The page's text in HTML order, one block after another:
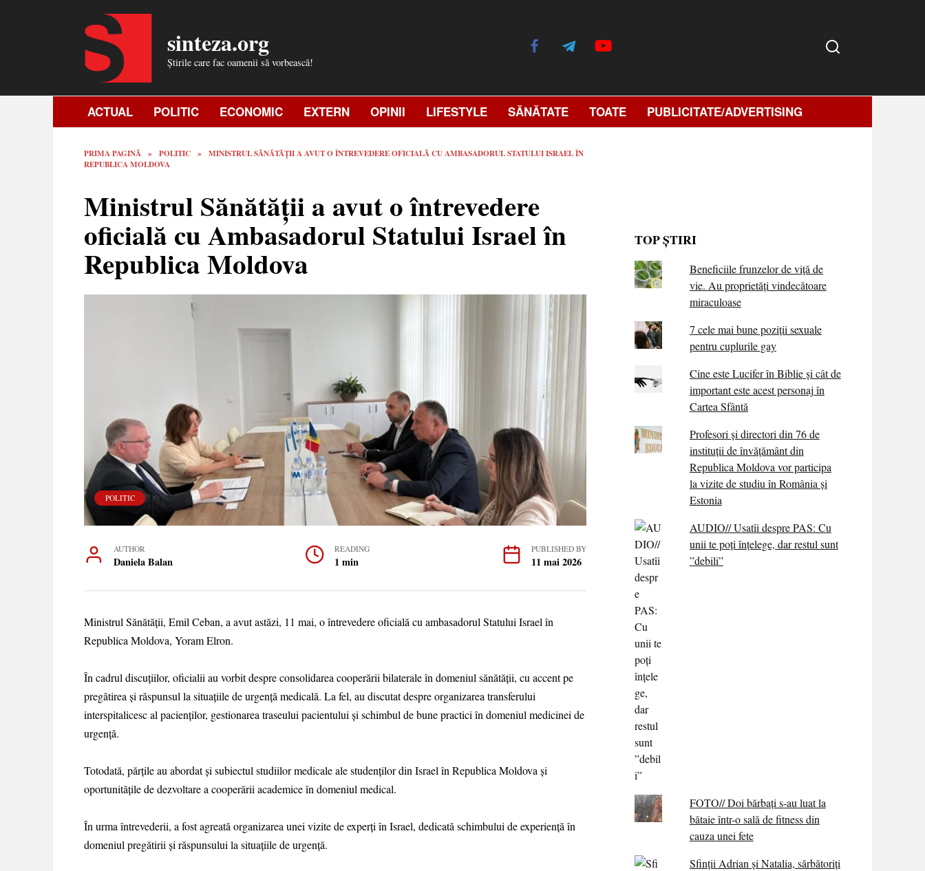
sinteza.org
Știrile care fac oamenii să vorbească!
ACTUAL POLITIC ECONOMIC EXTERN OPINII LIFESTYLE SĂNĂTATE TOATE PUBLICITATE/ADVERTISING
PRIMA PAGINĂ » POLITIC »
MINISTRUL SĂNĂTĂȚII A AVUT O ÎNTREVEDERE OFICIALĂ CU AMBASADORUL STATULUI ISRAEL ÎN
REPUBLICA MOLDOVA
Ministrul Sănătății a avut o întrevedere
oficială cu Ambasadorul Statului Israel în
Republica Moldova
POLITIC
AUTHOR
Daniela Balan
READING
1 min
PUBLISHED BY
11 mai 2026
Ministrul Sănătății, Emil Ceban, a avut astăzi, 11 mai, o întrevedere oficială cu ambasadorul Statului Israel în
Republica Moldova, Yoram Elron.
În cadrul discuțiilor, oficialii au vorbit despre consolidarea cooperării bilaterale în domeniul sănătății, cu accent pe
pregătirea și răspunsul la situațiile de urgență medicală. La fel, au discutat despre organizarea transferului
interspitalicesc al pacienților, gestionarea traseului pacientului și schimbul de bune practici în domeniul medicinei de
urgență.
Totodată, părțile au abordat și subiectul studiilor medicale ale studenților din Israel în Republica Moldova și
oportunitățile de dezvoltare a cooperării academice în domeniul medical.
În urma întrevederii, a fost agreată organizarea unei vizite de experți în Israel, dedicată schimbului de experiență în
domeniul pregătirii și răspunsului la situațiile de urgență.
TOP ȘTIRI
Beneficiile frunzelor de viță de
vie. Au proprietăţi vindecătoare
miraculoase
7 cele mai bune poziții sexuale
pentru cuplurile gay
Cine este Lucifer în Biblie și cât de
important este acest personaj în
Cartea Sfântă
Profesori și directori din 76 de
instituții de învățământ din
Republica Moldova vor participa
la vizite de studiu în România și
Estonia
AUDIO// Usatîi despre PAS: Cu
unii te poți înțelege, dar restul sunt
”debili”
FOTO// Doi bărbați s-au luat la
bătaie într-o sală de fitness din
cauza unei fete
Sfinții Adrian și Natalia, sărbătoriți